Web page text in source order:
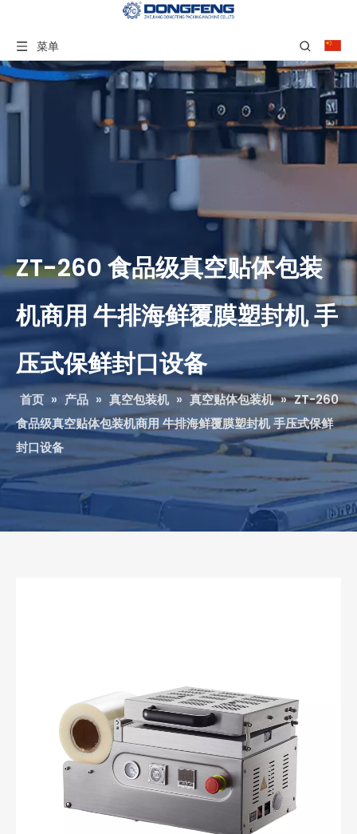
菜单
ZT-260 食品级真空贴体包装
机商用 牛排海鲜覆膜塑封机 手
压式保鲜封口设备
首页 » 产品 » 真空包装机 » 真空贴体包装机 » ZT-260
食品级真空贴体包装机商用 牛排海鲜覆膜塑封机 手压式保鲜
封口设备